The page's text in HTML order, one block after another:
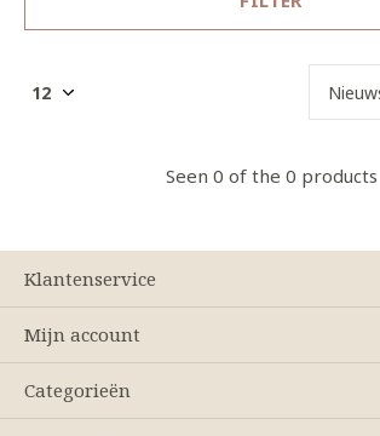
Seen 0 of the 0 products
Klantenservice
Mijn account
Categorieën